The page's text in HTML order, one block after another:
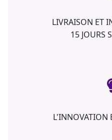
LIVRAISON ET
15 JOURS
L'INNOVATION